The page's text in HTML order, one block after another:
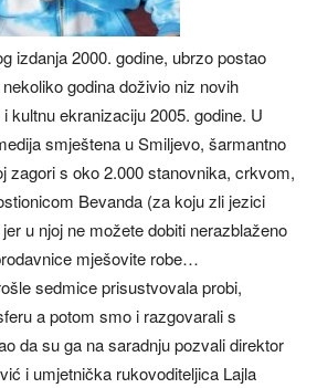
izdanja 2000. godine, ubrzo postao
godina doživio niz novih
kultnu ekranizaciju 2005. godine. U
smještena u Smiljevo, šarmantno
zagori s oko 2.000 stanovnika, crkvom,
Bevanda (za koju zli jezici
u njoj ne možete dobiti nerazblaženo
mješovite robe…
sedmice prisustvovala probi,
a potom smo i razgovarali s
da su ga na saradnju pozvali direktor
i umjetnička rukovoditeljica Lajla